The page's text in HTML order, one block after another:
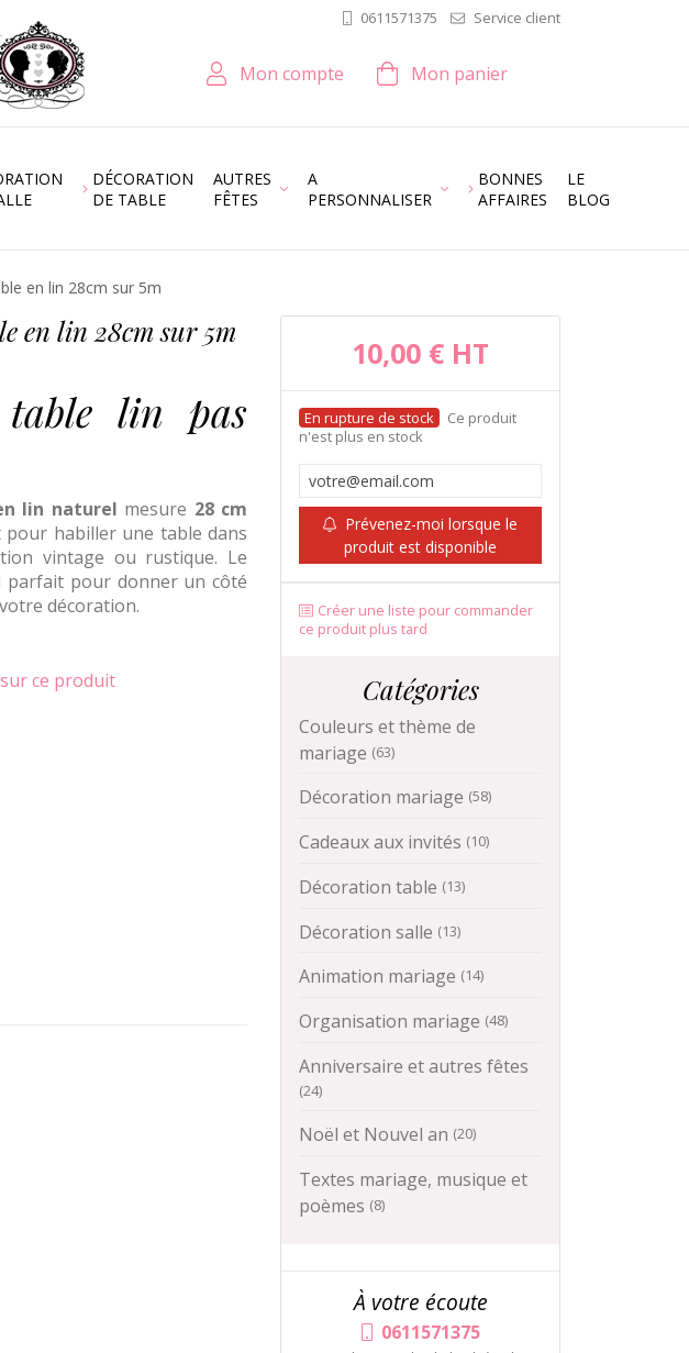
0611571375 Service client
Mon compte Mon panier
DÉCORATION
DE TABLE
AUTRES
FÊTES
A
PERSONNALISER
BONNES
AFFAIRES
LE
BLOG
en lin 28cm sur 5m
en lin 28cm sur 5m
table lin pas
lin naturel mesure 28 cm
habiller une table dans
vintage ou rustique. Le
pour donner un côté
décoration.
ce produit
10,00 € HT
Ce produit
n'est plus en stock
Prévenez-moi lorsque le
produit est disponible
Créer une liste pour commander
ce produit plus tard
Catégories
Couleurs et thème de
mariage (63)
Décoration mariage (58)
Cadeaux aux invités (10)
Décoration table (13)
Décoration salle (13)
Animation mariage (14)
Organisation mariage (48)
Anniversaire et autres fêtes
(24)
Noël et Nouvel an (20)
Textes mariage, musique et
poèmes (8)
À votre écoute
0611571375